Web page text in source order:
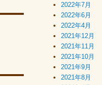
2022年7月
2022年6月
2022年4月
2021年12月
2021年11月
2021年10月
2021年9月
2021年8月